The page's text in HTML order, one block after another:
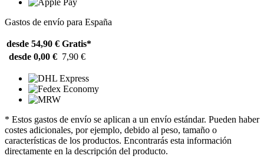
Gastos de envío para España
desde 54,90 € Gratis*
desde 0,00 € 7,90 €
* Estos gastos de envío se aplican a un envío estándar. Pueden haber
costes adicionales, por ejemplo, debido al peso, tamaño o
características de los productos. Encontrarás esta información
directamente en la descripción del producto.